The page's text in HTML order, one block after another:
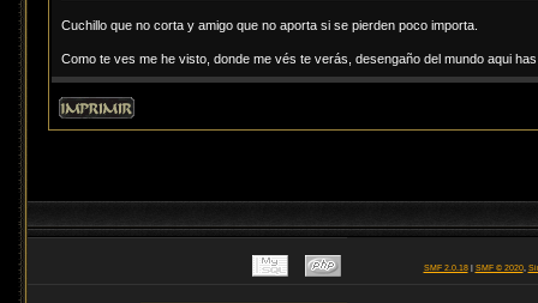
Cuchillo que no corta y amigo que no aporta si se pierden poco importa.
Como te ves me he visto, donde me vés te verás, desengaño del mundo aqui
SMF 2.0.18| SMF © 2020,